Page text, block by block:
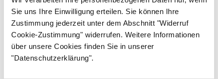
Sie uns Ihre Einwilligung erteilen. Sie können Ihre
Zustimmung jederzeit unter dem Abschnitt "Widerruf
Cookie-Zustimmung" widerrufen. Weitere Informationen
über unsere Cookies finden Sie in unserer
"Datenschutzerklärung".
Osa 12
Osa 14
Osa 15